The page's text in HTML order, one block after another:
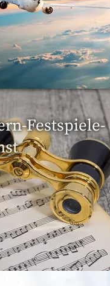
gefunden
Festspiele-
gefunden